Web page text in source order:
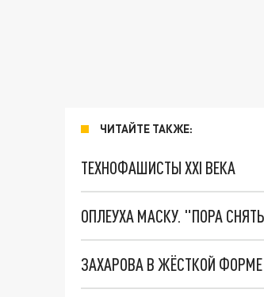
ЧИТАЙТЕ ТАКЖЕ:
ТЕХНОФАШИСТЫ XXI ВЕКА
ОПЛЕУХА МАСКУ. "ПОРА